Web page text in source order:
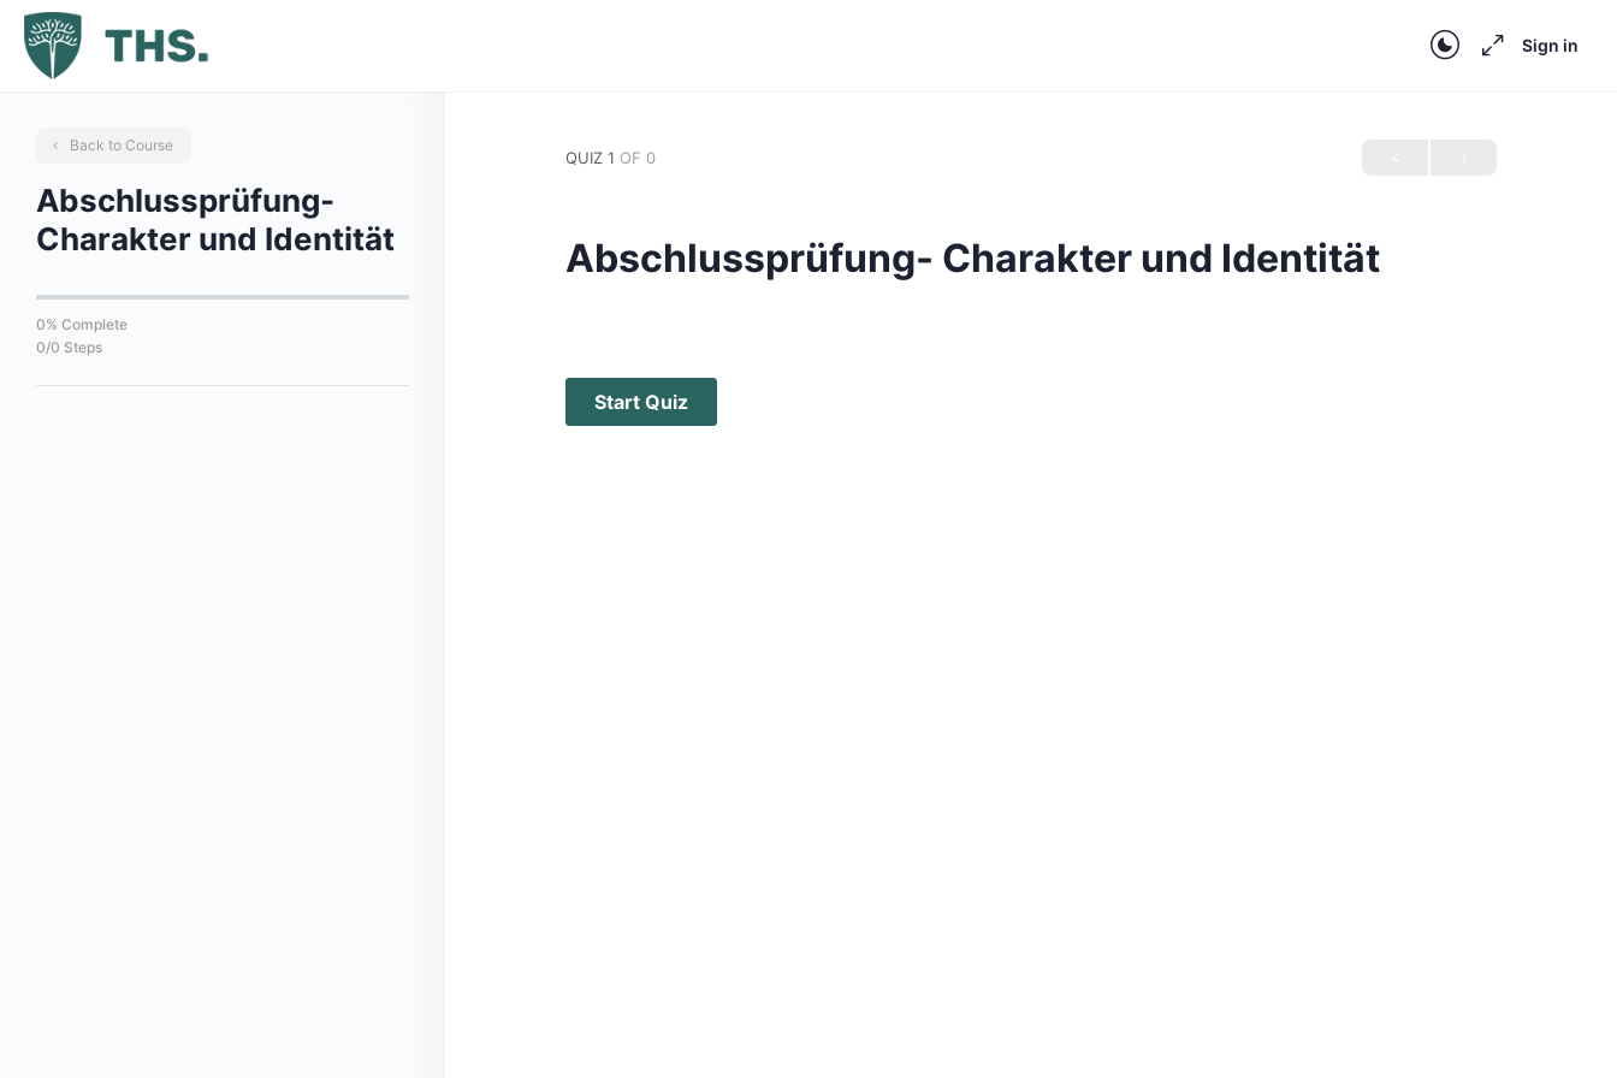
Sign in
Back to Course
Abschlussprüfung-
Charakter und Identität
0% Complete
0/0 Steps
QUIZ 1 OF 0
Abschlussprüfung- Charakter und Identität